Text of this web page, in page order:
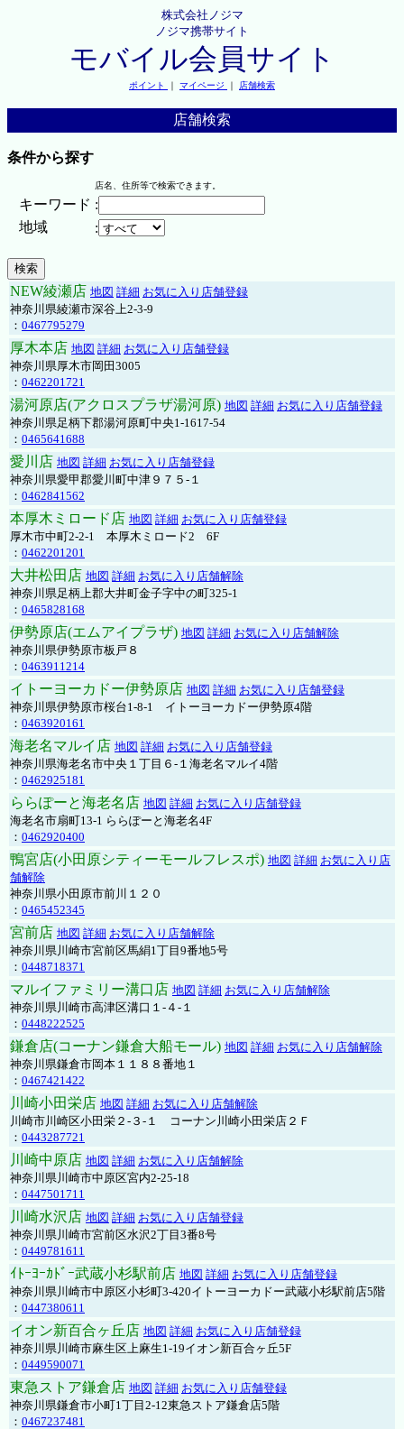
株式会社ノジマ
ノジマ携帯サイト
モバイル会員サイト
ポイント ｜ マイページ ｜ 店舗検索
店舗検索
条件から探す
店名、住所等で検索できます。
キーワード :
地域
:
NEW綾瀬店 地図 詳細 お気に入り店舗登録
神奈川県綾瀬市深谷上2-3-9
： 0467795279
厚木本店 地図 詳細 お気に入り店舗登録
神奈川県厚木市岡田3005
： 0462201721
湯河原店(アクロスプラザ湯河原) 地図 詳細 お気に入り店舗登録
神奈川県足柄下郡湯河原町中央1-1617-54
： 0465641688
愛川店 地図 詳細 お気に入り店舗登録
神奈川県愛甲郡愛川町中津９７５-１
： 0462841562
本厚木ミロード店 地図 詳細 お気に入り店舗登録
厚木市中町2-2-1 本厚木ミロード2 6F
： 0462201201
大井松田店 地図 詳細 お気に入り店舗解除
神奈川県足柄上郡大井町金子字中の町325-1
： 0465828168
伊勢原店(エムアイプラザ) 地図 詳細 お気に入り店舗解除
神奈川県伊勢原市板戸８
： 0463911214
イトーヨーカドー伊勢原店 地図 詳細 お気に入り店舗登録
神奈川県伊勢原市桜台1-8-1 イトーヨーカドー伊勢原4階
： 0463920161
海老名マルイ店 地図 詳細 お気に入り店舗登録
神奈川県海老名市中央１丁目６-１海老名マルイ4階
： 0462925181
ららぽーと海老名店 地図 詳細 お気に入り店舗登録
海老名市扇町13-1 ららぽーと海老名4F
： 0462920400
鴨宮店(小田原シティーモールフレスポ) 地図 詳細 お気に入り店
舗解除
神奈川県小田原市前川１２０
： 0465452345
宮前店 地図 詳細 お気に入り店舗解除
神奈川県川崎市宮前区馬絹1丁目9番地5号
： 0448718371
マルイファミリー溝口店 地図 詳細 お気に入り店舗解除
神奈川県川崎市高津区溝口１-４-１
： 0448222525
鎌倉店(コーナン鎌倉大船モール) 地図 詳細 お気に入り店舗解除
神奈川県鎌倉市岡本１１８８番地１
： 0467421422
川崎小田栄店 地図 詳細 お気に入り店舗解除
川崎市川崎区小田栄２‐３‐１ コーナン川崎小田栄店２Ｆ
： 0443287721
川崎中原店 地図 詳細 お気に入り店舗解除
神奈川県川崎市中原区宮内2-25-18
： 0447501711
川崎水沢店 地図 詳細 お気に入り店舗登録
神奈川県川崎市宮前区水沢2丁目3番8号
： 0449781611
ｲﾄｰﾖｰｶﾄﾞｰ武蔵小杉駅前店 地図 詳細 お気に入り店舗登録
神奈川県川崎市中原区小杉町3-420イトーヨーカドー武蔵小杉駅前店5階
： 0447380611
イオン新百合ヶ丘店 地図 詳細 お気に入り店舗登録
神奈川県川崎市麻生区上麻生1-19イオン新百合ヶ丘5F
： 0449590071
東急ストア鎌倉店 地図 詳細 お気に入り店舗登録
神奈川県鎌倉市小町1丁目2-12東急ストア鎌倉店5階
： 0467237481